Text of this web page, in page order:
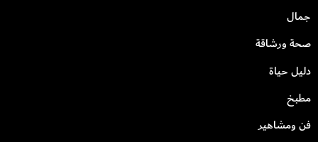
جمال
صحة ورشاقة
دليل حياة
مطبخ
فن ومشاهير